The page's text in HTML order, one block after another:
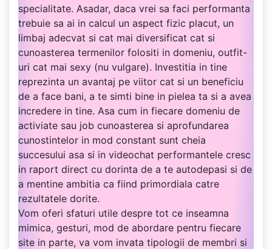
specialitate. Asadar, daca vrei sa faci performanta
trebuie sa ai in calcul un aspect fizic placut, un
limbaj adecvat si cat mai diversificat cat si
cunoasterea termenilor folositi in domeniu, outfit-
uri cat mai sexy (nu vulgare). Investitia in tine
reprezinta un avantaj pe viitor cat si un beneficiu
de a face bani, a te simti bine in pielea ta si a avea
incredere in tine. Asa cum in fiecare domeniu de
activiate sau job cunoasterea si aprofundarea
cunostintelor in mod constant sunt cheia
succesului asa si in videochat performantele cresc
in raport direct cu dorinta de a te autodepasi si de
a mentine ambitia ca fiind primordiala catre
rezultatele dorite.
Vom oferi sfaturi utile despre tot ce inseamna
mimica, gesturi, mod de abordare pentru fiecare
site in parte, va vom invata tipologii de membri si